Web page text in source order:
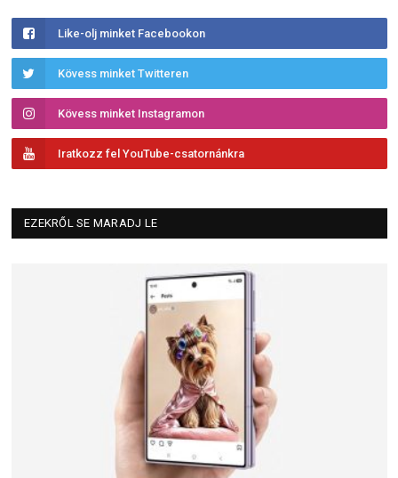
Like-olj minket Facebookon
Kövess minket Twitteren
Kövess minket Instagramon
Iratkozz fel YouTube-csatornánkra
EZEKRŐL SE MARADJ LE